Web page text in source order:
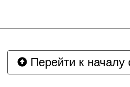
Перейти к началу